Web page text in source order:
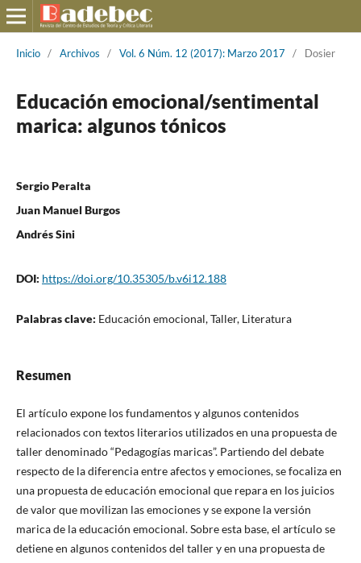
Inicio / Archivos / Vol. 6 Núm. 12 (2017): Marzo 2017 / Dosier
Educación emocional/sentimental
marica: algunos tónicos
Sergio Peralta
Juan Manuel Burgos
Andrés Sini
DOI: https://doi.org/10.35305/b.v6i12.188
Palabras clave: Educación emocional, Taller, Literatura
Resumen
El artículo expone los fundamentos y algunos contenidos
relacionados con textos literarios utilizados en una propuesta de
taller denominado “Pedagogías maricas”. Partiendo del debate
respecto de la diferencia entre afectos y emociones, se focaliza en
una propuesta de educación emocional que repara en los juicios
de valor que movilizan las emociones y se expone la versión
marica de la educación emocional. Sobre esta base, el artículo se
detiene en algunos contenidos del taller y en una propuesta de